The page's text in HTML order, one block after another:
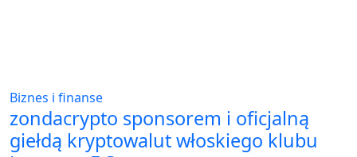
Biznes i finanse
zondacrypto sponsorem i oficjalną
giełdą kryptowalut włoskiego klubu